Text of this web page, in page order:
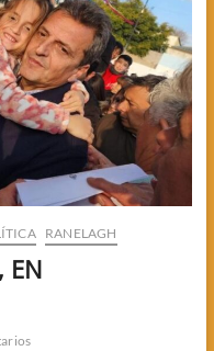
RANELAGH
EN